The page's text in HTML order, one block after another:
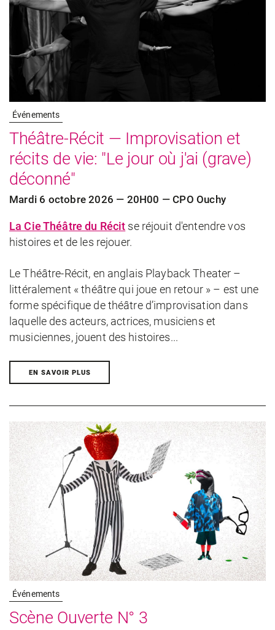
Événements
Théâtre-Récit — Improvisation et
récits de vie: "Le jour où j'ai (grave)
déconné"
Mardi 6 octobre 2026 — 20H00 — CPO Ouchy
La Cie Théâtre du Récit se réjouit d'entendre vos
histoires et de les rejouer.
Le Théâtre-Récit, en anglais Playback Theater –
littéralement « théâtre qui joue en retour » – est une
forme spécifique de théâtre d’improvisation dans
laquelle des acteurs, actrices, musiciens et
musiciennes, jouent des histoires...
EN SAVOIR PLUS
Événements
Scène Ouverte N° 3